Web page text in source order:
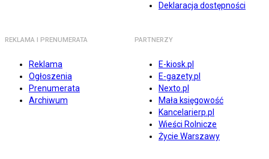
Deklaracja dostępności
REKLAMA I PRENUMERATA
Reklama
Ogłoszenia
Prenumerata
Archiwum
PARTNERZY
E-kiosk.pl
E-gazety.pl
Nexto.pl
Mała księgowość
Kancelarierp.pl
Wieści Rolnicze
Życie Warszawy